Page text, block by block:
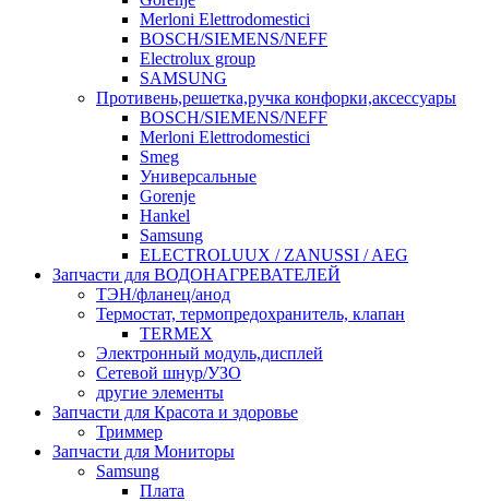
Merloni Elettrodomestici
BOSCH/SIEMENS/NEFF
Electrolux group
SAMSUNG
Противень,решетка,ручка конфорки,аксессуары
BOSCH/SIEMENS/NEFF
Merloni Elettrodomestici
Smeg
Универсальные
Gorenje
Hankel
Samsung
ELECTROLUUX / ZANUSSI / AEG
Запчасти для ВОДОНАГРЕВАТЕЛЕЙ
ТЭН/фланец/анод
Термостат, термопредохранитель, клапан
TERMEX
Электронный модуль,дисплей
Сетевой шнур/УЗО
другие элементы
Запчасти для Красота и здоровье
Триммер
Запчасти для Мониторы
Samsung
Плата